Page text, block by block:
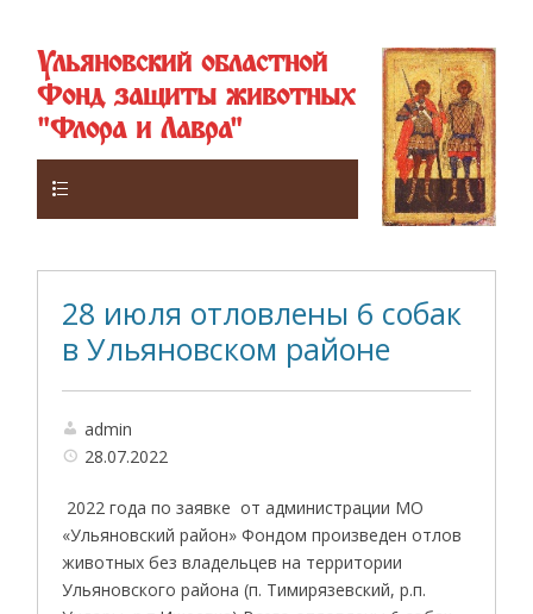
Ульяновский областной
Фонд защиты животных
"Флора и Лавра"
28 июля отловлены 6 собак
в Ульяновском районе
admin
28.07.2022
2022 года по заявке от администрации МО
«Ульяновский район» Фондом произведен отлов
животных без владельцев на территории
Ульяновского района (п. Тимирязевский, р.п.